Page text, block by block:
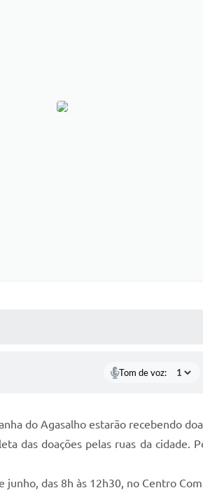
Tom de voz:
do Agasalho estarão recebendo
das doações pelas ruas da cidade.
junho, das 8h às 12h30, no Centro